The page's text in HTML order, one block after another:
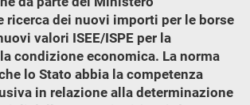
ricerca dei nuovi importi per le borse
valori ISEE/ISPE per la
condizione economica. La norma
lo Stato abbia la competenza
in relazione alla determinazione